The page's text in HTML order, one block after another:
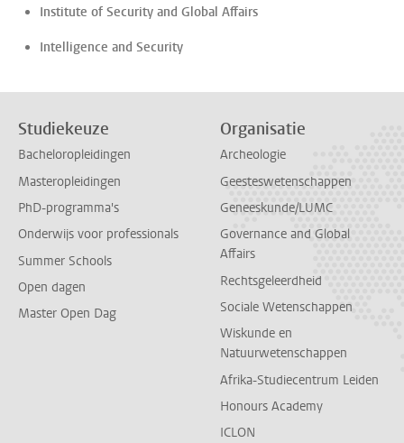
Institute of Security and Global Affairs
Intelligence and Security
Studiekeuze
Bacheloropleidingen
Masteropleidingen
PhD-programma's
Onderwijs voor professionals
Summer Schools
Open dagen
Master Open Dag
Organisatie
Archeologie
Geesteswetenschappen
Geneeskunde/LUMC
Governance and Global
Affairs
Rechtsgeleerdheid
Sociale Wetenschappen
Wiskunde en
Natuurwetenschappen
Afrika-Studiecentrum Leiden
Honours Academy
ICLON